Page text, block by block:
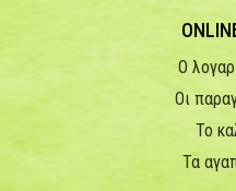
Ο
Οι
Το
Τα